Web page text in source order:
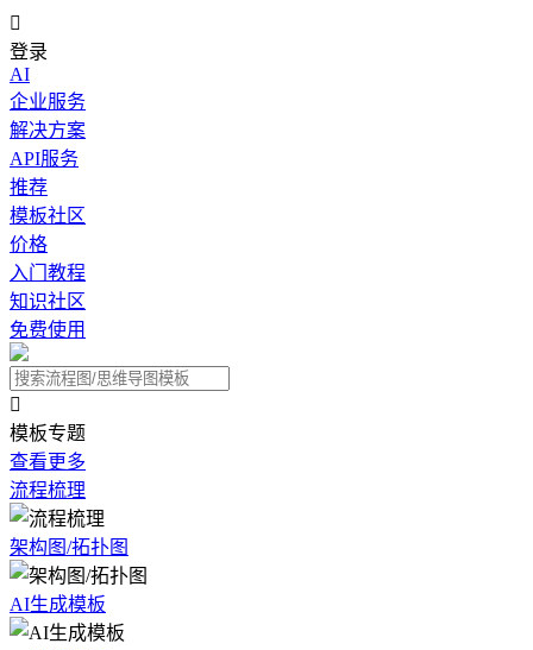

登录
AI
企业服务
解决方案
API服务
推荐
模板社区
价格
入门教程
知识社区
免费使用

模板专题
查看更多
流程梳理
架构图/拓扑图
AI生成模板